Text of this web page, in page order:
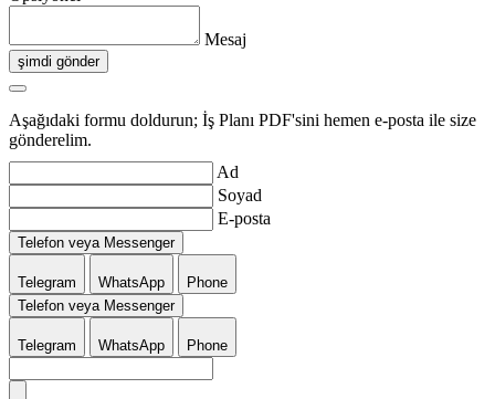
Mesaj
şimdi gönder
Aşağıdaki formu doldurun; İş Planı PDF'sini hemen e-posta ile size
gönderelim.
Ad
Soyad
E-posta
Telefon veya Messenger
Telegram WhatsApp
Phone
Telefon veya Messenger
Telegram WhatsApp Phone